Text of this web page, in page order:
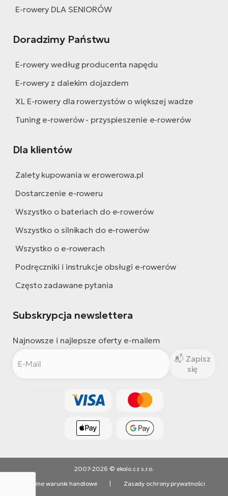
E-rowery DLA SENIORÓW
Doradzimy Państwu
E-rowery według producenta napędu
E-rowery z dalekim dojazdem
XL E-rowery dla rowerzystów o większej wadze
Tuning e-rowerów - przyspieszenie e-rowerów
Dla klientów
Zalety kupowania w erowerowa.pl
Dostarczenie e-roweru
Wszystko o bateriach do e-rowerów
Wszystko o silnikach do e-rowerów
Wszystko o e-rowerach
Podręczniki i instrukcje obsługi e-rowerów
Często zadawane pytania
Subskrypcja newslettera
Najnowsze i najlepsze oferty e-mailem
się
2007-2026 © ekolo.cz s.r.o.
Ogólne warunki handlowe
Zasady ochrony prywatności